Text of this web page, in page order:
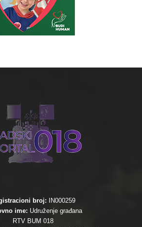
broj:
IN000259
ime: Udruženje građana
RTV BUM 018